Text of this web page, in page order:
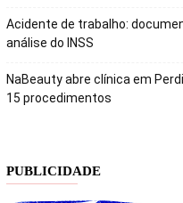
Acidente de trabalho:
análise do INSS
NaBeauty abre clínica em
15 procedimentos
PUBLICIDADE